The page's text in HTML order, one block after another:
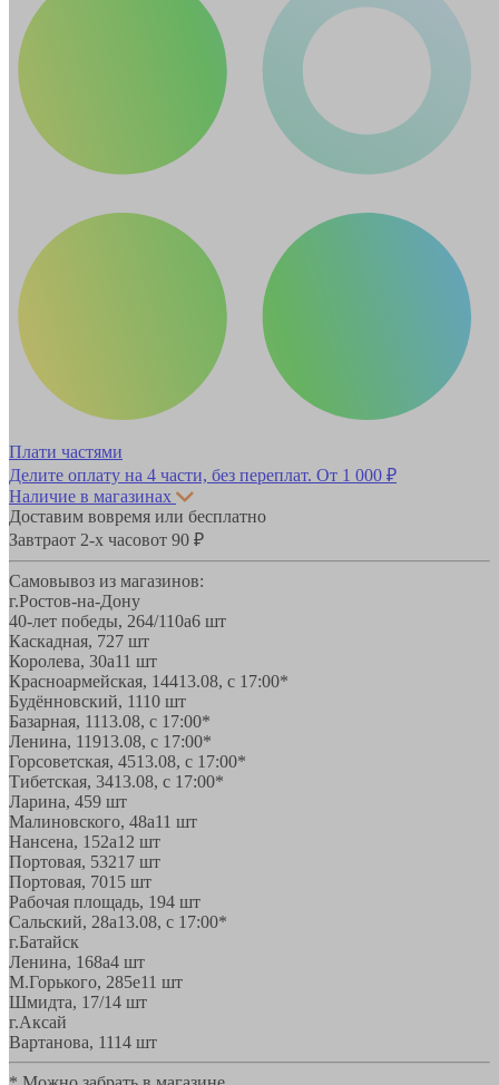
Плати частями
Делите оплату на 4 части, без переплат. От 1 000 ₽
Наличие в магазинах
Доставим вовремя или бесплатно
Завтраот 2-х часовот 90 ₽
Самовывоз из магазинов:
г.Ростов-на-Дону
40-лет победы, 264/110а6 шт
Каскадная, 727 шт
Королева, 30а11 шт
Красноармейская, 14413.08, с 17:00*
Будённовский, 1110 шт
Базарная, 1113.08, с 17:00*
Ленина, 11913.08, с 17:00*
Горсоветская, 4513.08, с 17:00*
Тибетская, 3413.08, с 17:00*
Ларина, 459 шт
Малиновского, 48а11 шт
Нансена, 152а12 шт
Портовая, 53217 шт
Портовая, 7015 шт
Рабочая площадь, 194 шт
Сальский, 28a13.08, с 17:00*
г.Батайск
Ленина, 168а4 шт
М.Горького, 285е11 шт
Шмидта, 17/14 шт
г.Аксай
Вартанова, 1114 шт